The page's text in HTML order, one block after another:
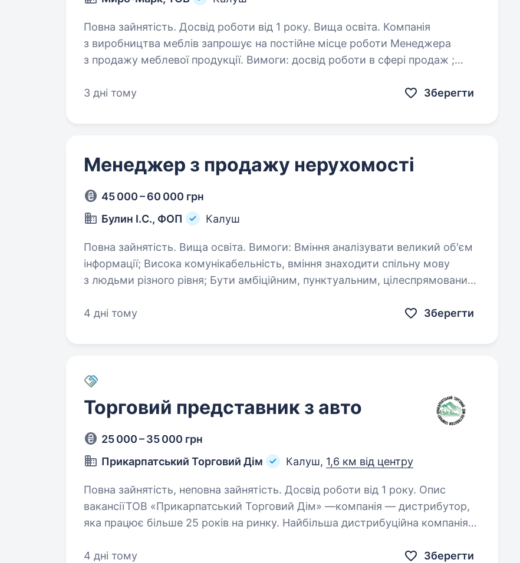
Повна зайнятість. Досвід роботи від 1 року. Вища освіта. Компанія
з виробництва меблів запрошує на постійне місце роботи Менеджера
з продажу меблевої продукції. Вимоги: досвід роботи в сфері продаж ;
3 дні тому
Зберегти
Менеджер з продажу нерухомості
45 000 – 60 000 грн
Булин І.С., ФОП
Калуш
Повна зайнятість. Вища освіта. Вимоги: Вміння аналізувати великий об'єм
інформації; Висока комунікабельність, вміння знаходити спільну мову
з людьми різного рівня; Бути амбіційним, пунктуальним, цілеспрямованим
4 дні тому
Зберегти
Торговий представник з авто
25 000 – 35 000 грн
Прикарпатський Торговий Дім
Калуш, 1,6 км від центру
Повна зайнятість, неповна зайнятість. Досвід роботи від 1 року. Опис
вакансіїТОВ «Прикарпатський Торговий Дім» —компанія — дистрибутор,
яка працює більше 25 років на ринку. Найбільша дистрибуційна компанія
4 дні тому
Зберегти